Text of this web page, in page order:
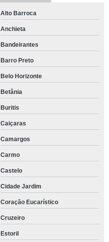
Alto Barroca
Anchieta
Bandeirantes
Barro Preto
Belo Horizonte
Betânia
Buritis
Caiçaras
Camargos
Carmo
Castelo
Cidade Jardim
Coração Eucarístico
Cruzeiro
Estoril